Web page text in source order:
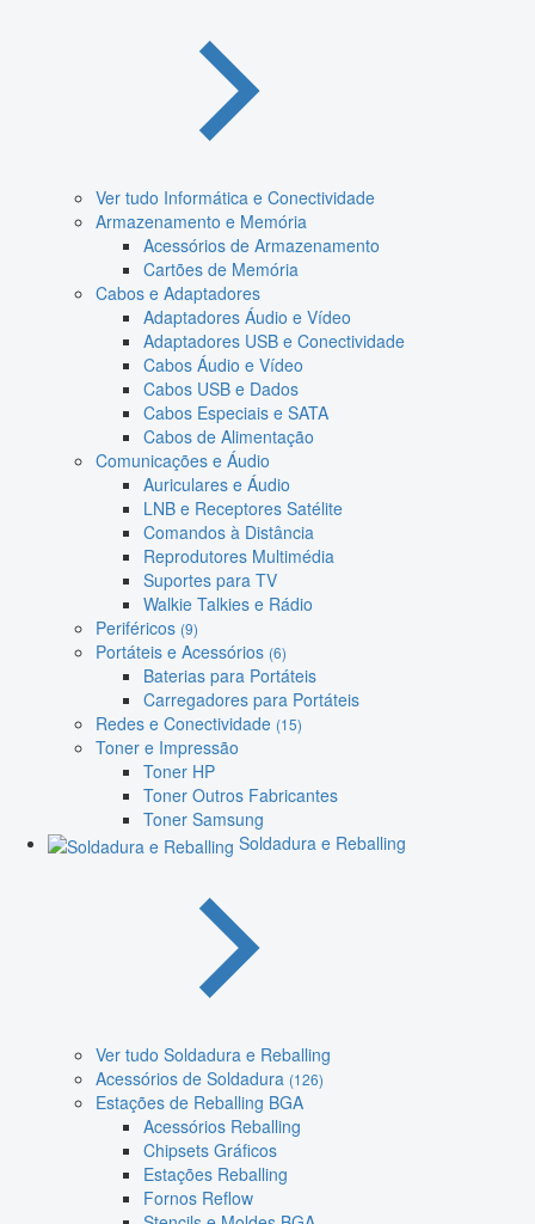
Ver tudo Informática e Conectividade
Armazenamento e Memória
Acessórios de Armazenamento
Cartões de Memória
Cabos e Adaptadores
Adaptadores Áudio e Vídeo
Adaptadores USB e Conectividade
Cabos Áudio e Vídeo
Cabos USB e Dados
Cabos Especiais e SATA
Cabos de Alimentação
Comunicações e Áudio
Auriculares e Áudio
LNB e Receptores Satélite
Comandos à Distância
Reprodutores Multimédia
Suportes para TV
Walkie Talkies e Rádio
Periféricos (9)
Portáteis e Acessórios (6)
Baterias para Portáteis
Carregadores para Portáteis
Redes e Conectividade (15)
Toner e Impressão
Toner HP
Toner Outros Fabricantes
Toner Samsung
Soldadura e Reballing
Ver tudo Soldadura e Reballing
Acessórios de Soldadura (126)
Estações de Reballing BGA
Acessórios Reballing
Chipsets Gráficos
Estações Reballing
Fornos Reflow